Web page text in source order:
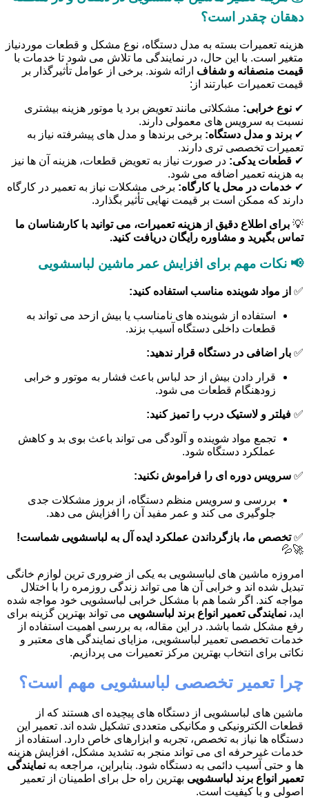
دهقان چقدر است؟
هزینه تعمیرات بسته به مدل دستگاه، نوع مشکل و قطعات موردنیاز
متغیر است. با این حال، در نمایندگی ما تلاش می شود تا خدمات با
قیمت منصفانه و شفاف ارائه شوند. برخی از عوامل تأثیرگذار بر
قیمت تعمیرات عبارتند از:
✔ نوع خرابی: مشکلاتی مانند تعویض برد یا موتور هزینه بیشتری
نسبت به سرویس های معمولی دارند.
✔ برند و مدل دستگاه: برخی برندها و مدل های پیشرفته نیاز به
تعمیرات تخصصی تری دارند.
✔ قطعات یدکی: در صورت نیاز به تعویض قطعات، هزینه آن ها نیز
به هزینه تعمیر اضافه می شود.
✔ خدمات در محل یا کارگاه: برخی مشکلات نیاز به تعمیر در کارگاه
دارند که ممکن است بر قیمت نهایی تأثیر بگذارد.
💡 برای اطلاع دقیق از هزینه تعمیرات، می توانید با کارشناسان ما
تماس بگیرید و مشاوره رایگان دریافت کنید.
📢 نکات مهم برای افزایش عمر ماشین لباسشویی
✅ از مواد شوینده مناسب استفاده کنید:
استفاده از شوینده های نامناسب یا بیش ازحد می تواند به
قطعات داخلی دستگاه آسیب بزند.
✅ بار اضافی در دستگاه قرار ندهید:
قرار دادن بیش از حد لباس باعث فشار به موتور و خرابی
زودهنگام قطعات می شود.
✅ فیلتر و لاستیک درب را تمیز کنید:
تجمع مواد شوینده و آلودگی می تواند باعث بوی بد و کاهش
عملکرد دستگاه شود.
✅ سرویس دوره ای را فراموش نکنید:
بررسی و سرویس منظم دستگاه، از بروز مشکلات جدی
جلوگیری می کند و عمر مفید آن را افزایش می دهد.
✅تخصص ما، بازگرداندن عملکرد ایده آل به لباسشویی شماست!
🚀💦
امروزه ماشین های لباسشویی به یکی از ضروری ترین لوازم خانگی
تبدیل شده اند و خرابی آن ها می تواند زندگی روزمره را با اختلال
مواجه کند. اگر شما هم با مشکل خرابی لباسشویی خود مواجه شده
اید، نمایندگی تعمیر انواع برند لباسشویی می تواند بهترین گزینه برای
رفع مشکل شما باشد. در این مقاله، به بررسی اهمیت استفاده از
خدمات تخصصی تعمیر لباسشویی، مزایای نمایندگی های معتبر و
نکاتی برای انتخاب بهترین مرکز تعمیرات می پردازیم.
چرا تعمیر تخصصی لباسشویی مهم است؟
ماشین های لباسشویی از دستگاه های پیچیده ای هستند که از
قطعات الکترونیکی و مکانیکی متعددی تشکیل شده اند. تعمیر این
دستگاه ها نیاز به تخصص، تجربه و ابزارهای خاص دارد. استفاده از
خدمات غیرحرفه ای می تواند منجر به تشدید مشکل، افزایش هزینه
ها و حتی آسیب دائمی به دستگاه شود. بنابراین، مراجعه به نمایندگی
تعمیر انواع برند لباسشویی بهترین راه حل برای اطمینان از تعمیر
اصولی و با کیفیت است.